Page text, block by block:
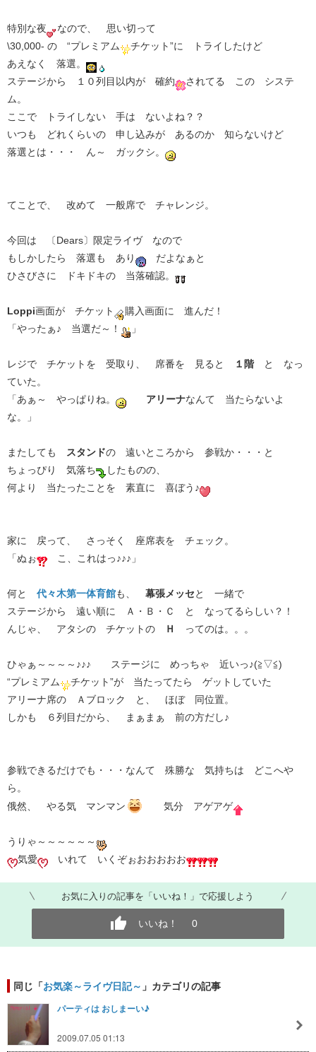
特別な夜
なので、 思い切って
\30,000- の “プレミアム
チケット”に トライしたけど
あえなく 落選。
ステージから １０列目以内が 確約
されてる この システ
ム。
ここで トライしない 手は ないよね？？
いつも どれくらいの 申し込みが あるのか 知らないけど
落選とは・・・ ん～ ガックシ。
てことで、 改めて 一般席で チャレンジ。
今回は 〔Dears〕限定ライヴ なので
もしかしたら 落選も あり
だよなぁと
ひさびさに ドキドキの 当落確認。
Loppi画面が チケット
購入画面に 進んだ！
「やったぁ♪ 当選だ～！
」
レジで チケットを 受取り、 席番を 見ると １階と なっ
ていた。
「あぁ～ やっぱりね。
アリーナなんて 当たらないよ
な。」
またしても スタンドの 遠いところから 参戦か・・・と
ちょっぴり 気落ち
したものの、
何より 当たったことを 素直に 喜ぼう♪
家に 戻って、 さっそく 座席表を チェック。
「ぬぉ
こ、これはっ♪♪♪」
何と 代々木第一体育館も、 幕張メッセと 一緒で
ステージから 遠い順に Ａ・Ｂ・Ｃ と なってるらしい？！
んじゃ、 アタシの チケットの
Ｈ ってのは。。。
ひゃぁ～～～～♪♪♪ ステージに めっちゃ 近いっ♪(≧▽≦)
“プレミアム
チケット”が 当たってたら ゲットしていた
アリーナ席の Ａブロック と、 ほぼ 同位置。
しかも ６列目だから、 まぁまぁ 前の方だし♪
参戦できるだけでも・・・なんて 殊勝な 気持ちは どこへや
ら。
俄然、 やる気 マンマン
気分 アゲアゲ
うりゃ～～～～～～
気愛
いれて いくぞぉおおおおお
お気に入りの記事を「いいね！」で応援しよう
いいね！ 0
同じ「お気楽～ライヴ日記～ 」カテゴリの記事
パーティは おしまーい♪
2009.07.05 01:13